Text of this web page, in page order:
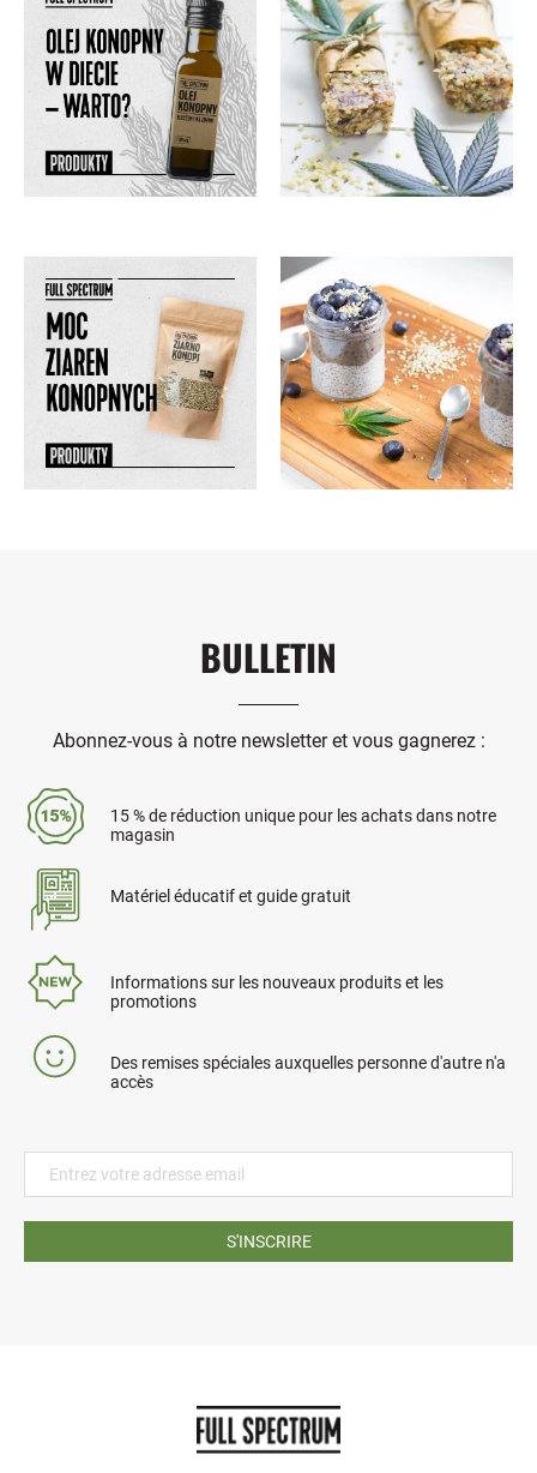
BULLETIN
Abonnez-vous à notre newsletter et vous gagnerez :
15 % de réduction unique pour les achats dans notre
magasin
Matériel éducatif et guide gratuit
Informations sur les nouveaux produits et les
promotions
Des remises spéciales auxquelles personne d'autre n'a
accès
S'INSCRIRE